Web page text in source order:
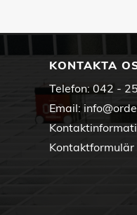
KONTAKTA
Telefon: 042 -
Email:
Kontaktformulär